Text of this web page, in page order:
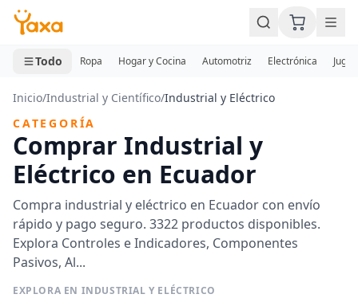
MINI CARRITO
0 productos
Todo Ropa Hogar y Cocina Automotriz Electrónica
Inicio/Industrial y Científico/Industrial y Eléctrico
CATEGORÍA
Comprar Industrial y
Eléctrico en Ecuador
Compra industrial y eléctrico en Ecuador con envío
rápido y pago seguro. 3322 productos disponibles.
Explora Controles e Indicadores, Componentes
Pasivos, Al...
EXPLORA EN INDUSTRIAL Y ELÉCTRICO